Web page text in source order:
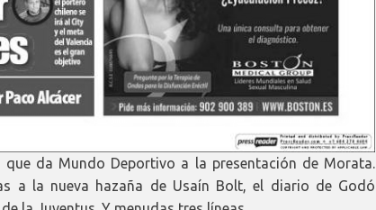
da Mundo Deportivo a la presentación de Morata.
a la nueva hazaña de Usaín Bolt, el diario de Godó